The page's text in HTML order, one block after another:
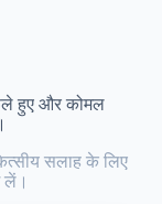
हुए और कोमल
सलाह के लिए
लें।